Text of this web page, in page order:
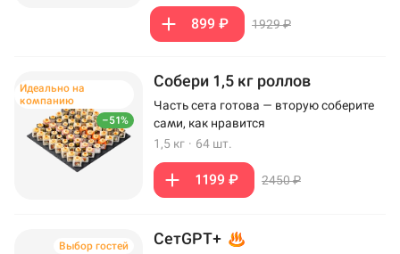
899 ₽ 1929 ₽
–51%
Идеально на
компанию
Собери 1,5 кг роллов
Часть сета готова — вторую соберите
сами, как нравится
1,5 кг · 64 шт.
1199 ₽ 2450 ₽
Выбор гостей СетGPT+